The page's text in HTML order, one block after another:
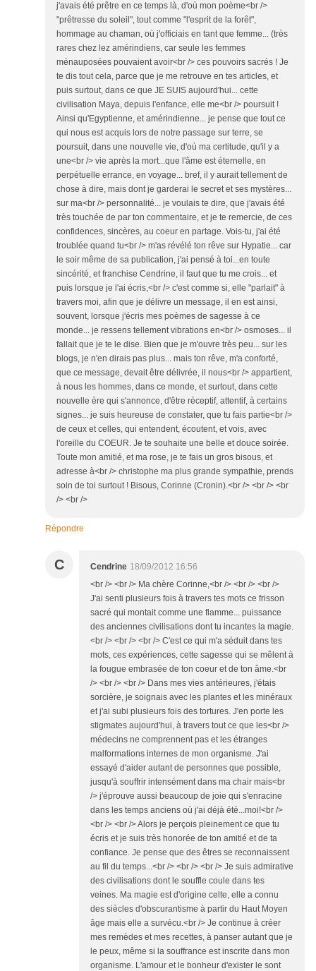
j'avais été prêtre en ce temps là, d'où mon poème<br />
"prêtresse du soleil", tout comme "l'esprit de la forêt",
hommage au chaman, où j'officiais en tant que femme... (très
rares chez lez amérindiens, car seule les femmes
ménauposées pouvaient avoir<br /> ces pouvoirs sacrés ! Je
te dis tout cela, parce que je me retrouve en tes articles, et
puis surtout, dans ce que JE SUIS aujourd'hui... cette
civilisation Maya, depuis l'enfance, elle me<br /> poursuit !
Ainsi qu'Egyptienne, et amérindienne... je pense que tout ce
qui nous est acquis lors de notre passage sur terre, se
poursuit, dans une nouvelle vie, d'où ma certitude, qu'il y a
une<br /> vie après la mort...que l'âme est éternelle, en
perpétuelle errance, en voyage... bref, il y aurait tellement de
chose à dire, mais dont je garderai le secret et ses mystères...
sur ma<br /> personnalité... je voulais te dire, que j'avais été
très touchée de par ton commentaire, et je te remercie, de ces
confidences, sincères, au coeur en partage. Vois-tu, j'ai été
troublée quand tu<br /> m'as révélé ton rêve sur Hypatie... car
le soir même de sa publication, j'ai pensé à toi...en toute
sincérité, et franchise Cendrine, il faut que tu me crois... et
puis lorsque je l'ai écris,<br /> c'est comme si, elle "parlait" à
travers moi, afin que je délivre un message, il en est ainsi,
souvent, lorsque j'écris mes poèmes de sagesse à ce
monde... je ressens tellement vibrations en<br /> osmoses... il
fallait que je te le dise. Bien que je m'ouvre très peu... sur les
blogs, je n'en dirais pas plus... mais ton rêve, m'a conforté,
que ce message, devait être délivrée, il nous<br /> appartient,
à nous les hommes, dans ce monde, et surtout, dans cette
nouvelle ère qui s'annonce, d'être réceptif, attentif, à certains
signes... je suis heureuse de constater, que tu fais partie<br />
de ceux et celles, qui entendent, écoutent, et vois, avec
l'oreille du COEUR. Je te souhaite une belle et douce soirée.
Toute mon amitié, et ma rose, je te fais un gros bisous, et
adresse à<br /> christophe ma plus grande sympathie, prends
soin de toi surtout ! Bisous, Corinne (Cronin).<br /> <br /> <br
/> <br />
Répondre
C Cendrine 18/09/2012 16:56
<br /> <br /> Ma chère Corinne,<br /> <br /> <br />
J'ai senti plusieurs fois à travers tes mots ce frisson
sacré qui montait comme une flamme... puissance
des anciennes civilisations dont tu incantes la magie.
<br /> <br /> <br /> C'est ce qui m'a séduit dans tes
mots, ces expériences, cette sagesse qui se mêlent à
la fougue embrasée de ton coeur et de ton âme.<br
/> <br /> <br /> Dans mes vies antérieures, j'étais
sorcière, je soignais avec les plantes et les minéraux
et j'ai subi plusieurs fois des tortures. J'en porte les
stigmates aujourd'hui, à travers tout ce que les<br />
médecins ne comprennent pas et les étranges
malformations internes de mon organisme. J'ai
essayé d'aider autant de personnes que possible,
jusqu'à souffrir intensément dans ma chair mais<br
/> j'éprouve aussi beaucoup de joie qui s'enracine
dans les temps anciens où j'ai déjà été...moi!<br />
<br /> <br /> Alors je perçois pleinement ce que tu
écris et je suis très honorée de ton amitié et de ta
confiance. Je pense que des êtres se reconnaissent
au fil du temps...<br /> <br /> <br /> Je suis admirative
des civilisations dont le souffle coule dans tes
veines. Ma magie est d'origine celte, elle a connu
des siècles d'obscurantisme à partir du Haut Moyen
âge mais elle a survécu.<br /> Je continue à créer
mes remèdes et mes recettes, à panser autant que je
le peux, même si la souffrance est inscrite dans mon
organisme. L'amour et le bonheur d'exister le sont